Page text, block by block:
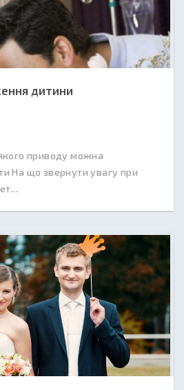
дитини
приводу можна
На що звернути увагу при